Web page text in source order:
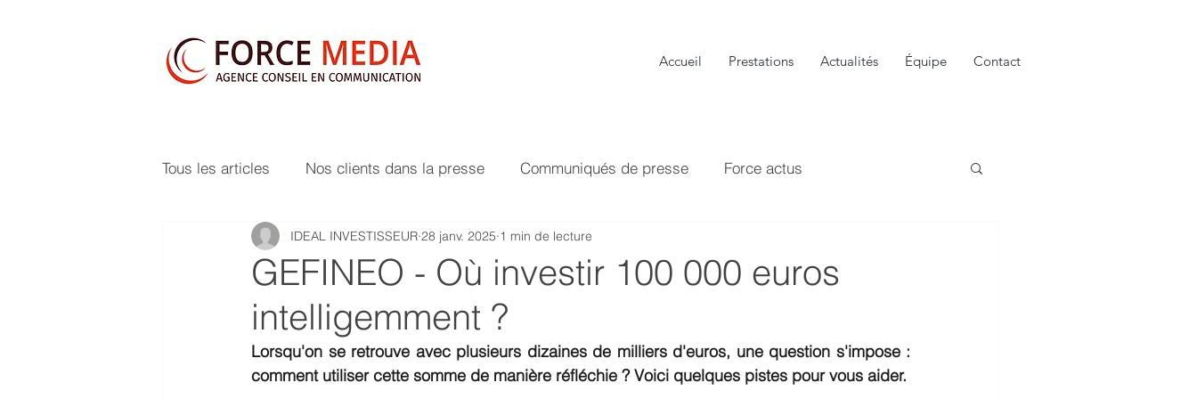
Accueil Prestations Actualités Équipe Contact
Tous les articles Nos clients dans la presse Communiqués de presse Force actus
GEFINEO - Où investir 100 000 euros
intelligemment ?
IDEAL INVESTISSEUR 28 janv. 2025 1 min de lecture
Lorsqu'on se retrouve avec plusieurs dizaines de milliers d'euros, une question s'impose :
comment utiliser cette somme de manière réfléchie ? Voici quelques pistes pour vous aider.